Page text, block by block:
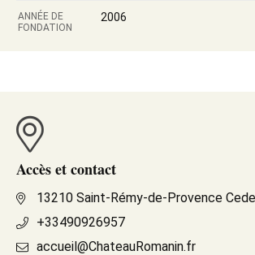
ANNÉE DE
FONDATION
2006
Accès et contact
13210 Saint-Rémy-de-Provence
+33490926957
accueil@ChateauRomanin.fr